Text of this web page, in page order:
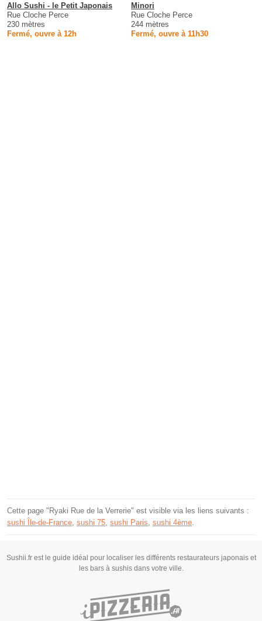
Allo Sushi - le Petit Japonais
Rue Cloche Perce
230 mètres
Fermé, ouvre à 12h
Minori
Rue Cloche Perce
244 mètres
Fermé, ouvre à 11h30
Cette page "Ryaki Rue de la Verrerie" est visible via les liens suivants :
sushi Île-de-France sushi 75 sushi Paris sushi 4ème
Sushii.fr est le guide idéal pour localiser les différents restaurateurs japonais et
les bars à sushis dans votre ville.